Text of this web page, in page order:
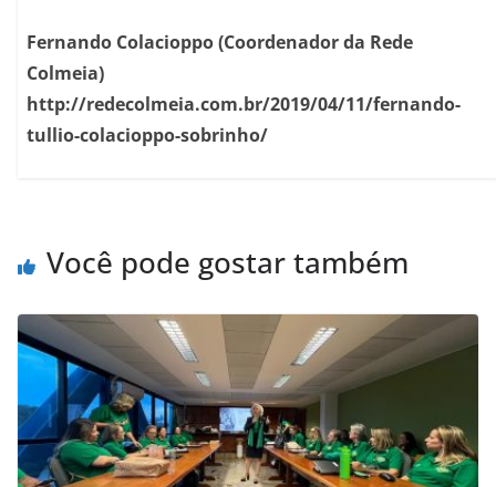
Fernando Colacioppo (Coordenador da Rede
Colmeia)
http://redecolmeia.com.br/2019/04/11/fernando-
tullio-colacioppo-sobrinho/
Você pode gostar também